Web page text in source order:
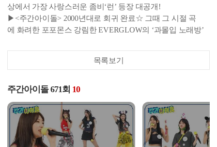
상에서 가장 사랑스러운 좀비‘런’ 등장 대공개!
▶<주간아이돌> 2000년대로 회귀 완료☆ 그때 그 시절 곡
에 화려한 포포몬스 강림한 EVERGLOW의 ‘과몰입 노래방’
목록보기
주간아이돌 671회 10